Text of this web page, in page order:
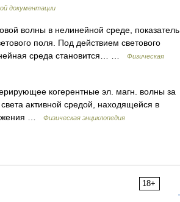
документации
волны в нелинейной среде, показатель
поля. Под действием светового
среда становится… …
Физическая
когерентные эл. магн. волны за
активной средой, находящейся в
…
Физическая энциклопедия
18+